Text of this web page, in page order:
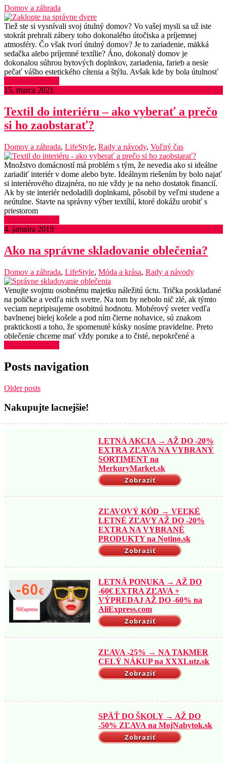
Domov a záhrada
Tiež ste si vysnívali svoj útulný domov? Vo vašej mysli sa už iste
stokrát prehrali zábery toho dokonalého útočiska a príjemnej
atmosféry. Čo však tvorí útulný domov? Je to zariadenie, mäkká
sedačka alebo príjemné textílie? Áno, dokonalý domov je
dokonalou súhrou bytových doplnkov, zariadenia, farieb a nesie
pečať vášho estetického cítenia a štýlu. Avšak kde by bola útulnosť
15. marca 2021
Textil do interiéru – ako vyberať a prečo
si ho zaobstarať?
Domov a záhrada, LifeStyle, Rady a návody, Voľný čas
Množstvo domácností má problém s tým, že nevedia ako si ideálne
zariadiť interiér v dome alebo byte. Ideálnym riešením by bolo najať
si interiérového dizajnéra, no nie vždy je na neho dostatok financií.
Ak by ste interiér nedoladili doplnkami, pôsobil by veľmi studene a
neútulne. Stavte na správny výber textílií, ktoré dokážu urobiť s
priestorom
4. januára 2019
Ako na správne skladovanie oblečenia?
Domov a záhrada, LifeStyle, Móda a krása, Rady a návody
Venujte svojmu osobnému majetku náležitú úctu. Trička poskladané
na poličke a vedľa nich svetre. Na tom by nebolo nič zlé, ak týmto
veciam nepripisujeme osobitnú hodnotu. Mohérový sveter vedľa
bavlnenej bielej košele a pod ním čierne nohavice, sú znakom
praktickosti a toho, že spomenuté kúsky nosíme pravidelne. Preto
oblečenie chceme mať vždy poruke a to čisté, nepokrčené a
Posts navigation
Older posts
Nakupujte lacnejšie!
LETNÁ AKCIA → AŽ DO -20%
EXTRA ZĽAVA NA VYBRANÝ
SORTIMENT na
MerkuryMarket.sk
Zobraziť
ZĽAVOVÝ KÓD → VEĽKÉ
LETNÉ ZĽAVY AŽ DO -20%
EXTRA NA VYBRANÉ
PRODUKTY na Notino.sk
Zobraziť
LETNÁ PONUKA → AŽ DO
-60€ EXTRA ZĽAVA +
VÝPREDAJ AŽ DO -60% na
AliExpress.com
Zobraziť
ZĽAVA -25% → NA TAKMER
CELÝ NÁKUP na XXXLutz.sk
Zobraziť
SPÄŤ DO ŠKOLY → AŽ DO
-50% ZĽAVA na MojNabytok.sk
Zobraziť